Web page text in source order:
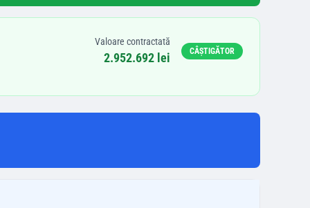
Valoare contractată
2.952.692 lei CÂȘTIGĂTOR